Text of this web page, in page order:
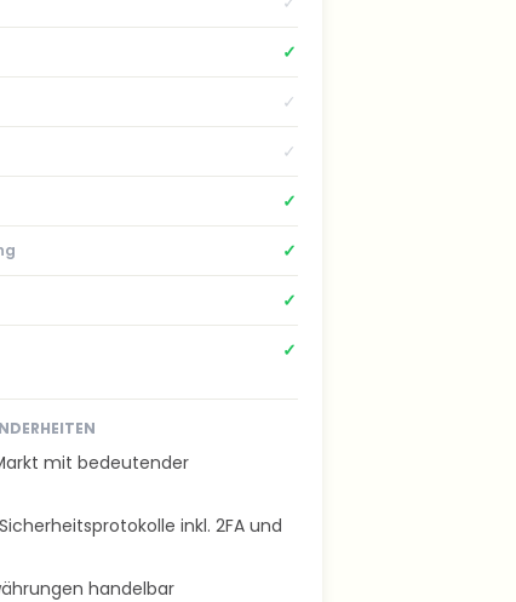
✓
✓
✓
✓
✓
✓
✓
mit bedeutender
inkl. 2FA und
handelbar